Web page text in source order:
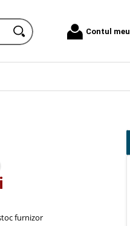
Contul meu
furnizor